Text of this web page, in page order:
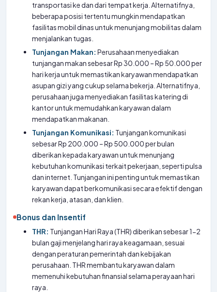
transportasi ke dan dari tempat kerja. Alternatifnya,
beberapa posisi tertentu mungkin mendapatkan
fasilitas mobil dinas untuk menunjang mobilitas dalam
menjalankan tugas.
Tunjangan Makan: Perusahaan menyediakan
tunjangan makan sebesar Rp 30.000 – Rp 50.000 per
hari kerja untuk memastikan karyawan mendapatkan
asupan gizi yang cukup selama bekerja. Alternatifnya,
perusahaan juga menyediakan fasilitas katering di
kantor untuk memudahkan karyawan dalam
mendapatkan makanan.
Tunjangan Komunikasi: Tunjangan komunikasi
sebesar Rp 200.000 – Rp 500.000 per bulan
diberikan kepada karyawan untuk menunjang
kebutuhan komunikasi terkait pekerjaan, seperti pulsa
dan internet. Tunjangan ini penting untuk memastikan
karyawan dapat berkomunikasi secara efektif dengan
rekan kerja, atasan, dan klien.
Bonus dan Insentif
THR: Tunjangan Hari Raya (THR) diberikan sebesar 1-2
bulan gaji menjelang hari raya keagamaan, sesuai
dengan peraturan pemerintah dan kebijakan
perusahaan. THR membantu karyawan dalam
memenuhi kebutuhan finansial selama perayaan hari
raya.